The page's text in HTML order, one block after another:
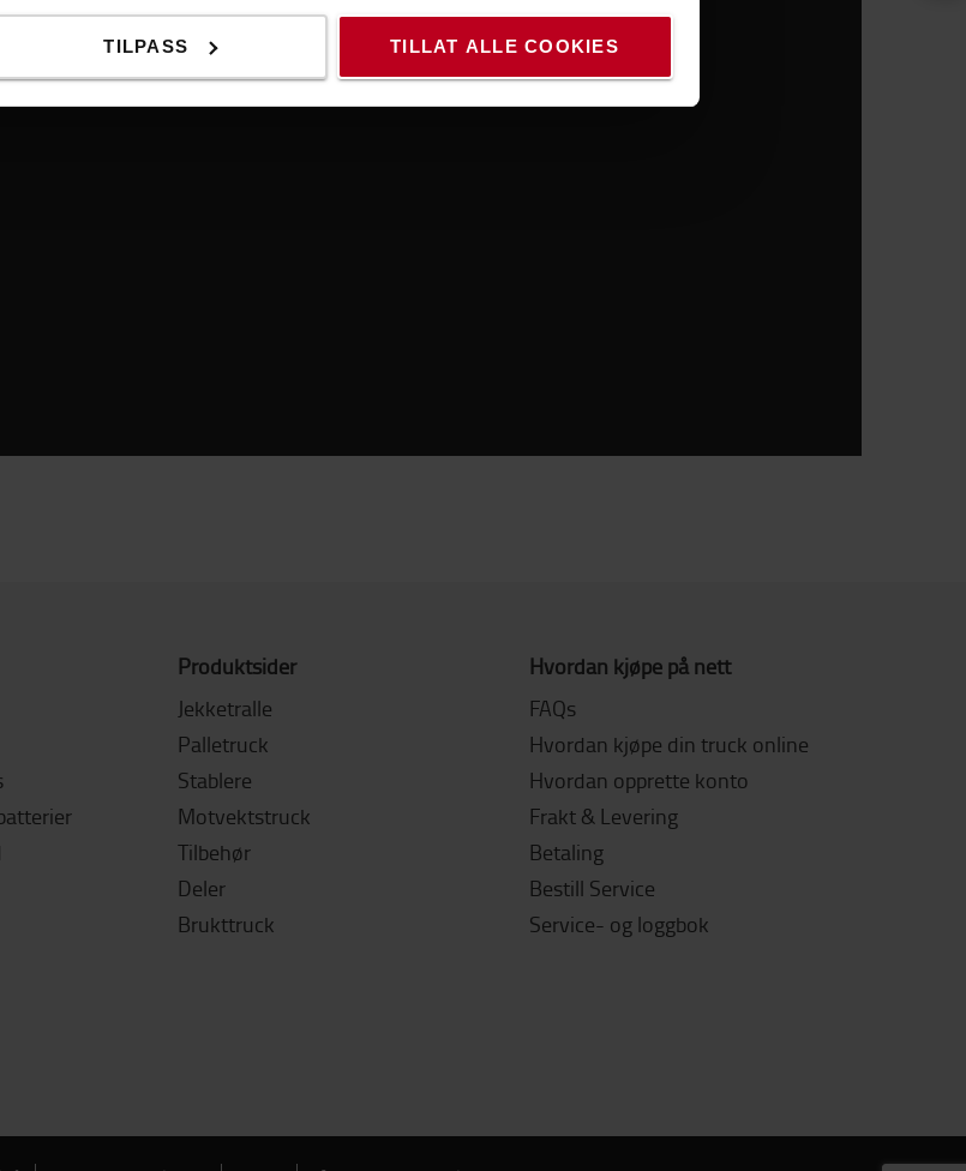
TILPASS TILLAT ALLE COOKIES
accept marketing-cookiesto watch this video.
Produktsider
Jekketralle
Palletruck
Stablere
Motvektstruck
Tilbehør
Deler
Brukttruck
Hvordan kjøpe på nett
FAQs
Hvordan kjøpe din truck online
Hvordan opprette konto
Frakt & Levering
Betaling
Bestill Service
Service- og loggbok